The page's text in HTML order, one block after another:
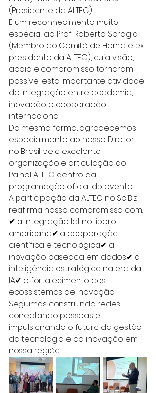
(Presidente da ALTEC)
E um reconhecimento muito
especial ao Prof. Roberto Sbragia
(Membro do Comitê de Honra e ex-
presidente da ALTEC), cuja visão,
apoio e compromisso tornaram
possível esta importante atividade
de integração entre academia,
inovação e cooperação
internacional.
Da mesma forma, agradecemos
especialmente ao nosso Diretor
no Brasil pela excelente
organização e articulação do
Painel ALTEC dentro da
programação oficial do evento.
A participação da ALTEC no SciBiz
reafirma nosso compromisso com:
✔ a integração latino-ibero-
americana✔ a cooperação
científica e tecnológica✔ a
inovação baseada em dados✔ a
inteligência estratégica na era da
IA✔ o fortalecimento dos
ecossistemas de inovação
Seguimos construindo redes,
conectando pessoas e
impulsionando o futuro da gestão
da tecnologia e da inovação em
nossa região.